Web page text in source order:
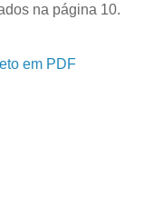
na página 10.
em PDF​